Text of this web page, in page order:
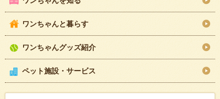
ワンちゃんと暮らす
ワンちゃんグッズ紹介
ペット施設・サービス